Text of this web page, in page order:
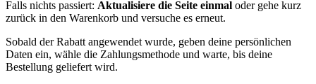
Falls nichts passiert: Aktualisiere die Seite einmal oder gehe kurz
zurück in den Warenkorb und versuche es erneut.
Sobald der Rabatt angewendet wurde, geben deine persönlichen
Daten ein, wähle die Zahlungsmethode und warte, bis deine
Bestellung geliefert wird.